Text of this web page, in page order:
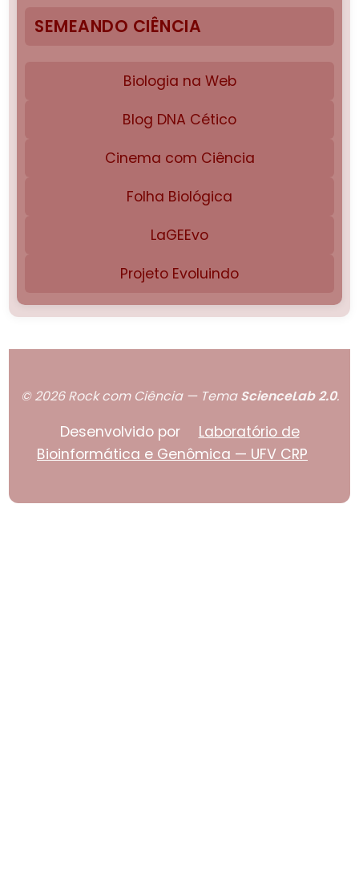
SEMEANDO CIÊNCIA
Biologia na Web
Blog DNA Cético
Cinema com Ciência
Folha Biológica
LaGEEvo
Projeto Evoluindo
© 2026 Rock com Ciência — TemaScienceLab 2.0.
Desenvolvido por
Laboratório de
Bioinformática e Genômica — UFV CRP